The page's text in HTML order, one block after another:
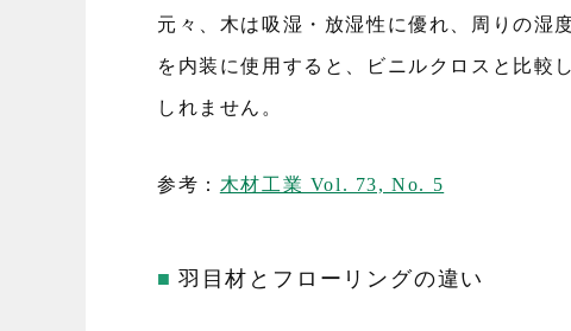
元々、木は吸湿・放湿性に優れ、周りの湿
を内装に使用すると、ビニルクロスと比較
しれません。
参考： 木材工業 Vol. 73, No. 5
羽目材とフローリングの違い